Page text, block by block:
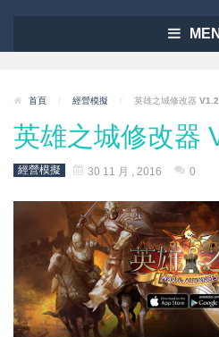
首頁 / 經營模擬 / 英雄之城修改器
英雄之城修改器
經營模擬 30 11 月 , 2016 0